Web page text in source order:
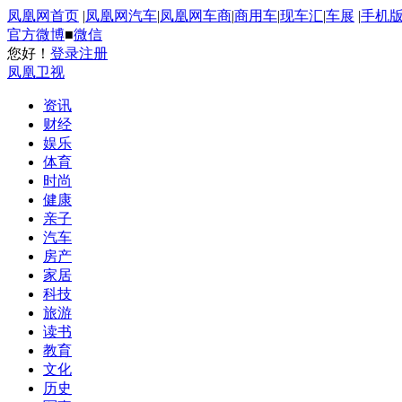
凤凰网首页 |凤凰网汽车|凤凰网车商|商用车|现车汇|车展 |手机版
官方微博■微信
您好！ 登录注册
凤凰卫视
资讯
财经
娱乐
体育
时尚
健康
亲子
汽车
房产
家居
科技
旅游
读书
教育
文化
历史